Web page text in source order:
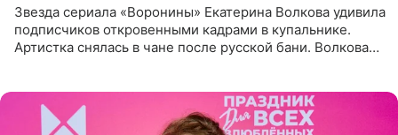
Звезда сериала «Воронины» Екатерина Волкова удивила
подписчиков откровенными кадрами в купальнике.
Артистка снялась в чане после русской бани. Волкова